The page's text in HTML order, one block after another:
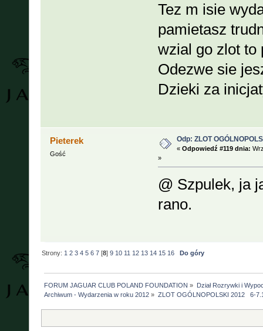
Tez m isie
pamietasz
wzial go zlot
Odezwe sie
Dzieki za
Pieterek
Gość
Odp: ZLOT
« Odpowiedź #119 dnia:
»
@ Szpulek, ja
rano.
Strony: 1 2 3 4 5 6 7 [8]9 10 11 12 13 14 15 16 Do góry
FORUM JAGUAR CLUB POLAND FOUNDATION » Dział Rozrywki i
Archiwum - Wydarzenia w roku 2012 » ZLOT OGÓLNOPOLSKI 2012   6-